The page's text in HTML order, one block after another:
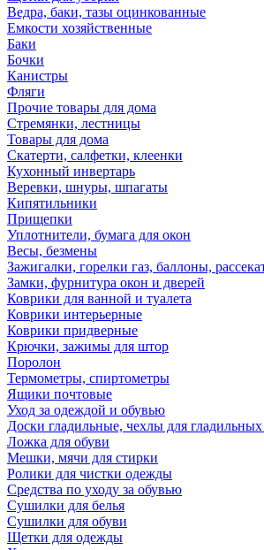
Ведра, баки, тазы оцинкованные
Емкости хозяйственные
Баки
Бочки
Канистры
Фляги
Прочие товары для дома
Стремянки, лестницы
Товары для дома
Скатерти, салфетки, клеенки
Кухонный инвертарь
Веревки, шнуры, шпагаты
Кипятильники
Прищепки
Уплотнители, бумага для окон
Весы, безмены
Зажигалки, горелки газ, баллоны,
Замки, фурнитура окон и дверей
Коврики для ванной и туалета
Коврики интерьерные
Коврики придверные
Крючки, зажимы для штор
Поролон
Термометры, спиртометры
Ящики почтовые
Уход за одеждой и обувью
Доски гладильные, чехлы для
Ложка для обуви
Мешки, мячи для стирки
Ролики для чистки одежды
Средства по уходу за обувью
Сушилки для белья
Сушилки для обуви
Щетки для одежды